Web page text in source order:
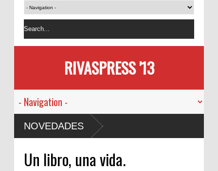
RIVASPRESS '13
NOVEDADES
Un libro, una vida.